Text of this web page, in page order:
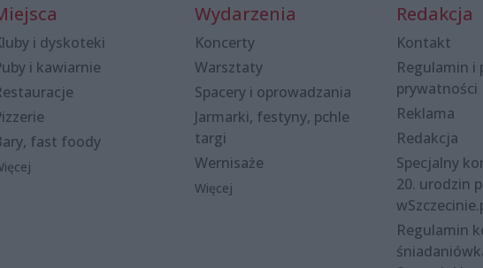
i dyskoteki
i kawiarnie
fast foody
Wydarzenia
Koncerty
Warsztaty
Spacery i oprowadzania
Jarmarki, festyny, pchle
targi
Wernisaże
Więcej
Redakcja
Kontakt
Regulamin i
prywatności
Reklama
Redakcja
Specjalny
20. urodzin
Regulamin